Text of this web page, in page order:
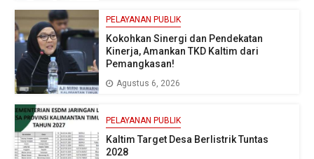
PELAYANAN PUBLIK
Kokohkan Sinergi dan Pendekatan
Kinerja, Amankan TKD Kaltim dari
Pemangkasan!
Agustus 6, 2026
PELAYANAN PUBLIK
Kaltim Target Desa Berlistrik Tuntas
2028